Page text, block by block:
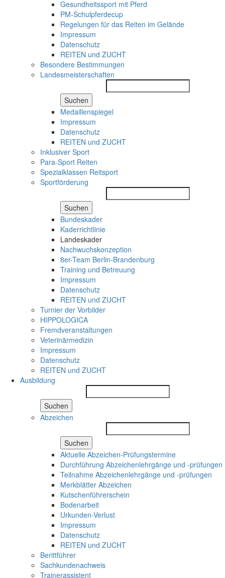
Gesundheitssport mit Pferd
PM-Schulpferdecup
Regelungen für das Reiten im Gelände
Impressum
Datenschutz
REITEN und ZUCHT
Besondere Bestimmungen
Landesmeisterschaften
Suchen
Medaillenspiegel
Impressum
Datenschutz
REITEN und ZUCHT
Inklusiver Sport
Para-Sport Reiten
Spezialklassen Reitsport
Sportförderung
Suchen
Bundeskader
Kaderrichtlinie
Landeskader
Nachwuchskonzeption
8er-Team Berlin-Brandenburg
Training und Betreuung
Impressum
Datenschutz
REITEN und ZUCHT
Turnier der Vorbilder
HIPPOLOGICA
Fremdveranstaltungen
Veterinärmedizin
Impressum
Datenschutz
REITEN und ZUCHT
Ausbildung
Suchen
Abzeichen
Suchen
Aktuelle Abzeichen-Prüfungstermine
Durchführung Abzeichenlehrgänge und -prüfungen
Teilnahme Abzeichenlehrgänge und -prüfungen
Merkblätter Abzeichen
Kutschenführerschein
Bodenarbeit
Urkunden-Verlust
Impressum
Datenschutz
REITEN und ZUCHT
Berittführer
Sachkundenachweis
Trainerassistent